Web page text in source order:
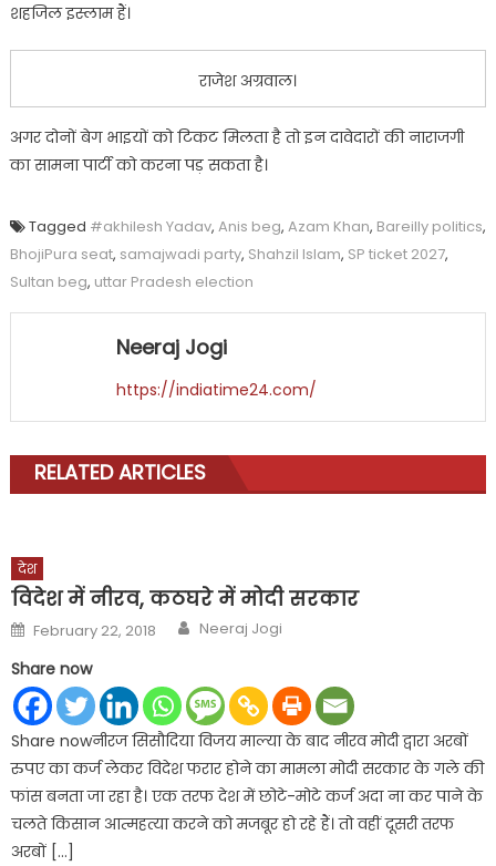
शहजिल इस्लाम हैं।
राजेश अग्रवाल।
अगर दोनों बेग भाइयों को टिकट मिलता है तो इन दावेदारों की नाराजगी
का सामना पार्टी को करना पड़ सकता है।
Tagged #akhilesh Yadav, Anis beg, Azam Khan, Bareilly politics,
BhojiPura seat, samajwadi party, Shahzil Islam, SP ticket 2027,
Sultan beg, uttar Pradesh election
Neeraj Jogi
https://indiatime24.com/
RELATED ARTICLES
देश
विदेश में नीरव, कठघरे में मोदी सरकार
Posted
on
February 22, 2018 Author
Neeraj Jogi
Share now
Share nowनीरज सिसौदिया विजय माल्या के बाद नीरव मोदी द्वारा अरबों
रुपए का कर्ज लेकर विदेश फरार होने का मामला मोदी सरकार के गले की
फांस बनता जा रहा है। एक तरफ देश में छोटे-मोटे कर्ज अदा ना कर पाने के
चलते किसान आत्महत्या करने को मजबूर हो रहे हैं। तो वहीं दूसरी तरफ
अरबों […]